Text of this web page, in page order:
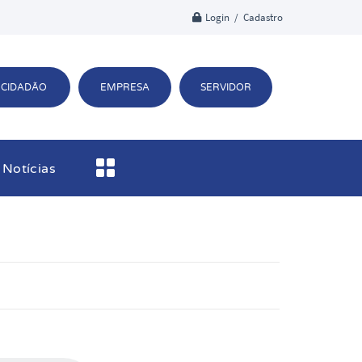
Login / Cadastro
CIDADÃO EMPRESA SERVIDOR
Notícias